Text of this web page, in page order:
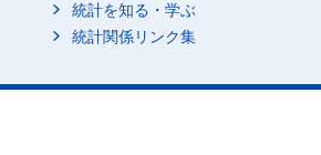
統計を知る・学ぶ
統計関係リンク集